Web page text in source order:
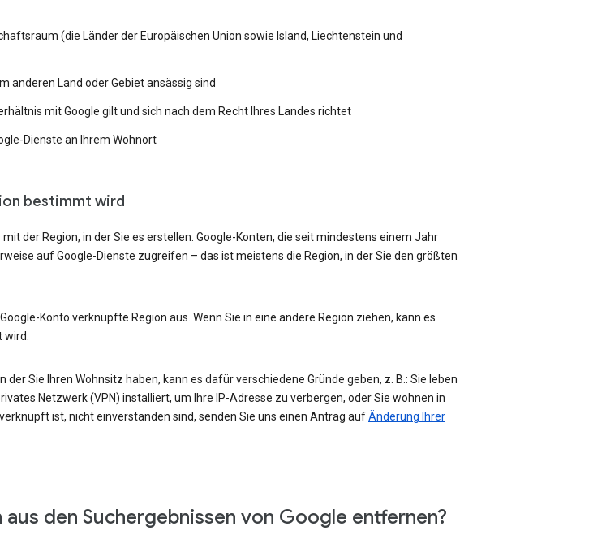
(die Länder der Europäischen Union sowie Island, Liechtenstein und
anderen Land oder Gebiet ansässig sind
mit Google gilt und sich nach dem Recht Ihres Landes richtet
Dienste an Ihrem Wohnort
bestimmt wird
der Region, in der Sie es erstellen. Google-Konten, die seit mindestens einem Jahr
auf Google-Dienste zugreifen – das ist meistens die Region, in der Sie den größten
Konto verknüpfte Region aus. Wenn Sie in eine andere Region ziehen, kann es
Sie Ihren Wohnsitz haben, kann es dafür verschiedene Gründe geben, z. B.: Sie leben
Netzwerk (VPN) installiert, um Ihre IP-Adresse zu verbergen, oder Sie wohnen in
ist, nicht einverstanden sind, senden Sie uns einen Antrag aufÄnderung Ihrer
den Suchergebnissen von Google entfernen?